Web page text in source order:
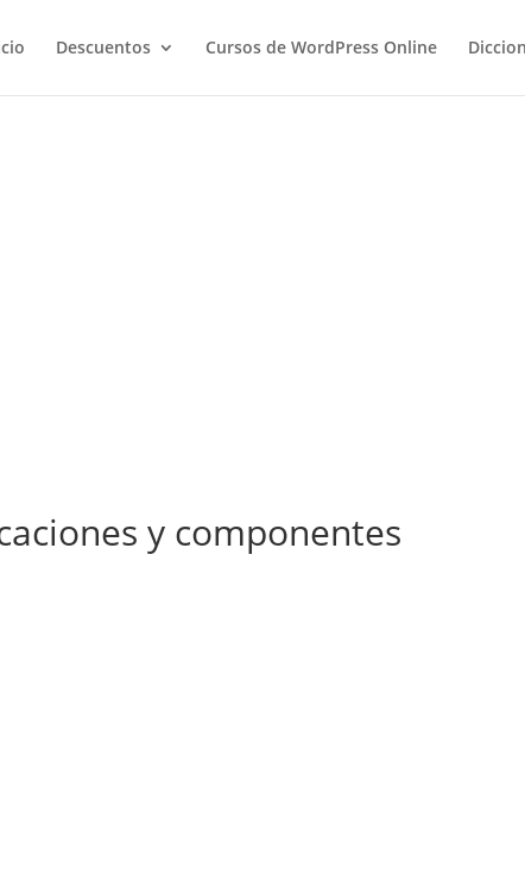
Descuentos Cursos de WordPress Online
y componentes